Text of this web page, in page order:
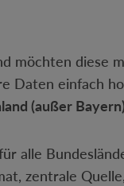
möchten diese
Daten einfach
(außer
alle
zentrale